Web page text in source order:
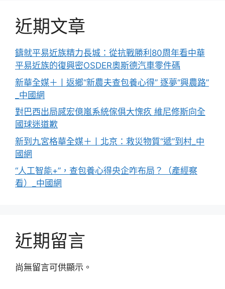
近期文章
鑄就平易近族精力長城：從抗戰勝利80周年看中華
平易近族的復興密OSDER奧斯德汽車零件碼
新華全媒＋丨返鄉“新農夫查包養心得” 逐夢“興農路”
_中國網
對巴西出局感宏億嵐系統傢俱大愧疚 維尼修斯向全
國球迷道歉
新到九宮格華全媒＋丨北京：救災物質“遞”到村_中
國網
“人工智能+”，查包養心得央企咋布局？（產經察
看）_中國網
近期留言
尚無留言可供顯示。